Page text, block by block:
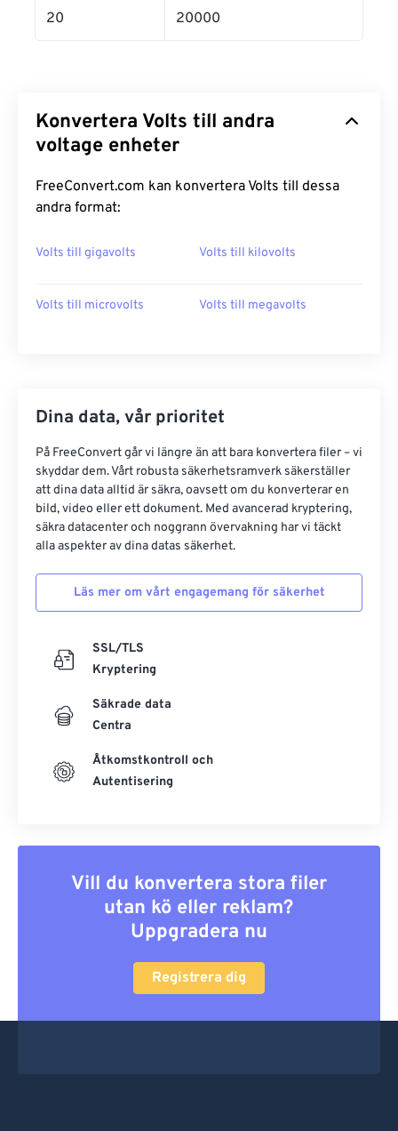
20 20000
Konvertera Volts till andra
voltage enheter
FreeConvert.com kan konvertera Volts till dessa
andra format:
Volts till gigavolts Volts till kilovolts
Volts till microvolts Volts till megavolts
Dina data, vår prioritet
På FreeConvert går vi längre än att bara konvertera filer – vi
skyddar dem. Vårt robusta säkerhetsramverk säkerställer
att dina data alltid är säkra, oavsett om du konverterar en
bild, video eller ett dokument. Med avancerad kryptering,
säkra datacenter och noggrann övervakning har vi täckt
alla aspekter av dina datas säkerhet.
Läs mer om vårt engagemang för säkerhet
SSL/TLS
Kryptering
Säkrade data
Centra
Åtkomstkontroll och
Autentisering
Vill du konvertera stora filer
utan kö eller reklam?
Uppgradera nu
Registrera dig